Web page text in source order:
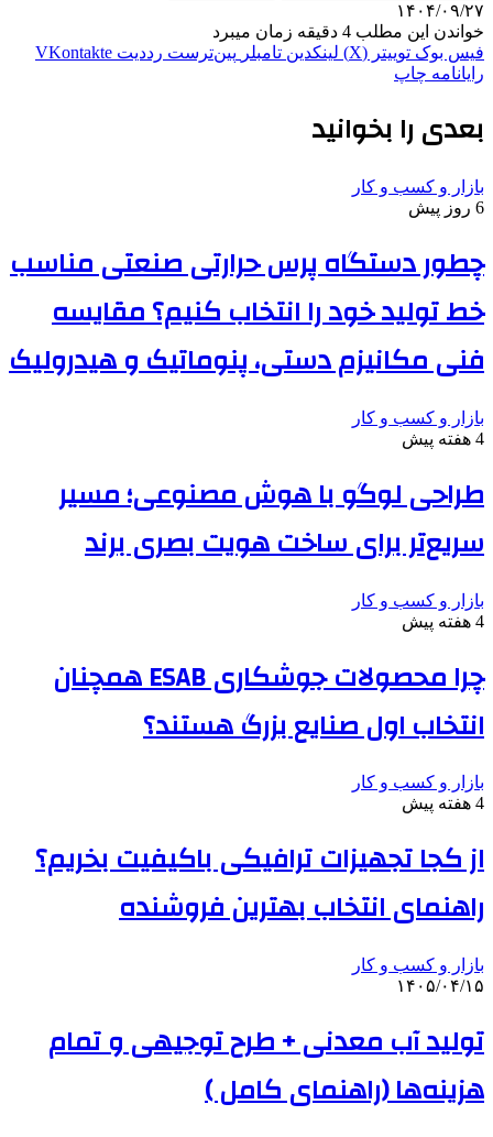
۱۴۰۴/۰۹/۲۷
خواندن این مطلب 4 دقیقه زمان میبرد
فیس بوک توییتر (X) لینکدین ‫تامبلر ‫پین‌ترست ‫رددیت ‫VKontakte
رایانامه چاپ
بعدی را بخوانید
بازار و کسب و کار
6 روز پیش
چطور دستگاه پرس حرارتی صنعتی مناسب
خط تولید خود را انتخاب کنیم؟ مقایسه
فنی مکانیزم دستی، پنوماتیک و هیدرولیک
بازار و کسب و کار
4 هفته پیش
طراحی لوگو با هوش مصنوعی؛ مسیر
سریع‌تر برای ساخت هویت بصری برند
بازار و کسب و کار
4 هفته پیش
چرا محصولات جوشکاری ESAB همچنان
انتخاب اول صنایع بزرگ هستند؟
بازار و کسب و کار
4 هفته پیش
از کجا تجهیزات ترافیکی باکیفیت بخریم؟
راهنمای انتخاب بهترین فروشنده
بازار و کسب و کار
۱۴۰۵/۰۴/۱۵
تولید آب معدنی + طرح توجیهی و تمام
هزینه‌ها (راهنمای کامل )